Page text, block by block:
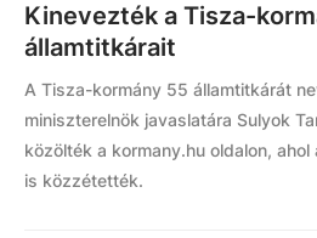
Kinevezték a Tisza-
államtitkárait
A Tisza-kormány 55 államtitkárát
miniszterelnök javaslatára Sulyok
közölték a kormany.hu oldalon,
is közzétették.